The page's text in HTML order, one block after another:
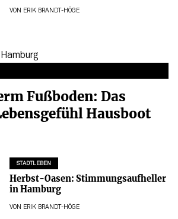
VON ERIK BRANDT-HÖGE
Fußboden: Das
Hausboot
STADTLEBEN
Herbst-Oasen: Stimmungsaufheller
in Hamburg
VON ERIK BRANDT-HÖGE